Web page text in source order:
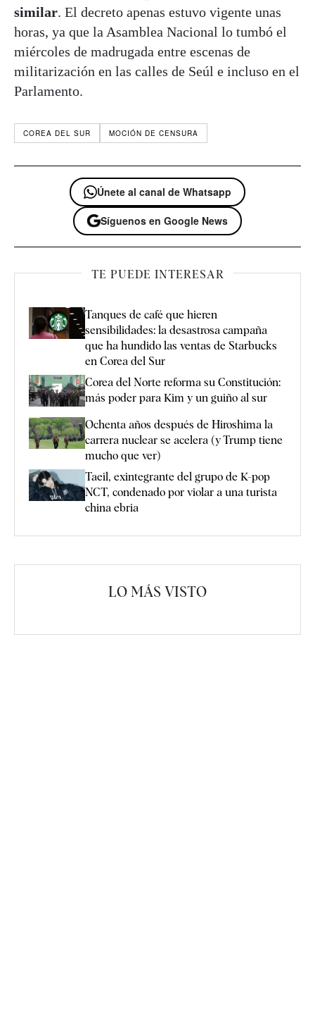
similar. El decreto apenas estuvo vigente unas
horas, ya que la Asamblea Nacional lo tumbó el
miércoles de madrugada entre escenas de
militarización en las calles de Seúl e incluso en el
Parlamento.
COREA DEL SUR MOCIÓN DE CENSURA
Únete al canal de Whatsapp
Síguenos en Google News
TE PUEDE INTERESAR
Tanques de café que hieren
sensibilidades: la desastrosa campaña
que ha hundido las ventas de Starbucks
en Corea del Sur
Corea del Norte reforma su Constitución:
más poder para Kim y un guiño al sur
Ochenta años después de Hiroshima la
carrera nuclear se acelera (y Trump tiene
mucho que ver)
Taeil, exintegrante del grupo de K-pop
NCT, condenado por violar a una turista
china ebria
LO MÁS VISTO